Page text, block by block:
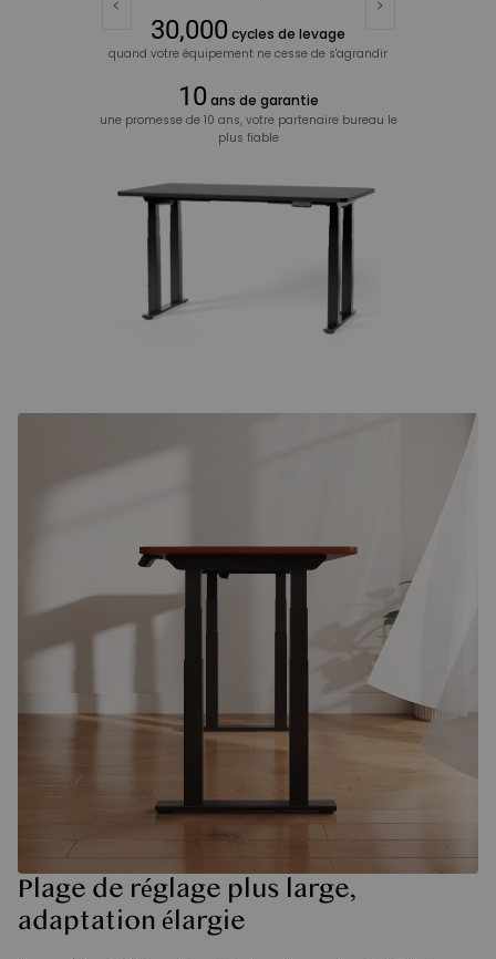
30,000 cycles de levage
quand votre équipement ne cesse de s'agrandir
10 ans de garantie
une promesse de 10 ans, votre partenaire bureau le
plus fiable
Plage de réglage plus large,
adaptation élargie